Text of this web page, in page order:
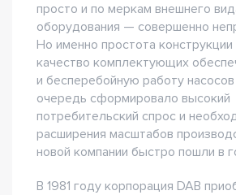
просто и по меркам внешнего
оборудования — совершенно
Но именно простота
качество комплектующих
и бесперебойную работу
очередь сформировало высокий
потребительский спрос и
расширения масштабов
новой компании быстро пошли в
В 1981 году корпорация DAB